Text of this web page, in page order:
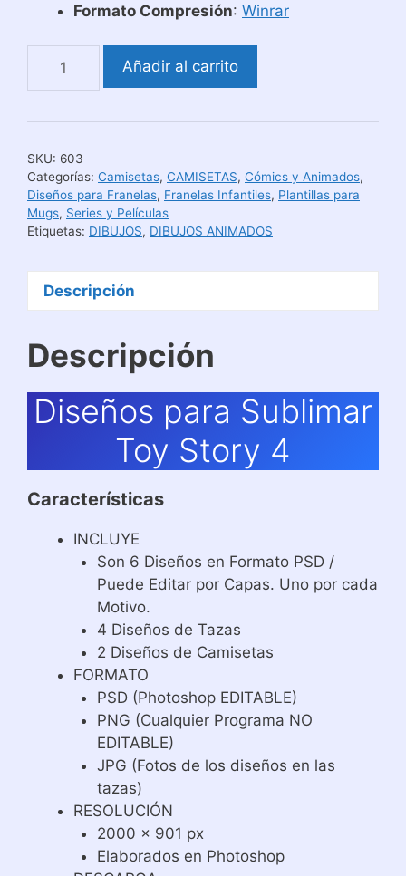
Formato Compresión: Winrar
Toy
4
cantidad
Añadir al carrito
SKU: 603
Categorías: Camisetas, CAMISETAS, Cómics y Animados,
Diseños para Franelas, Franelas Infantiles, Plantillas para
Mugs, Series y Películas
Etiquetas: DIBUJOS, DIBUJOS ANIMADOS
Descripción
Descripción
Diseños para Sublimar
Toy Story 4
Características
INCLUYE
Son 6 Diseños en Formato PSD /
Puede Editar por Capas. Uno por cada
Motivo.
4 Diseños de Tazas
2 Diseños de Camisetas
FORMATO
PSD (Photoshop EDITABLE)
PNG (Cualquier Programa NO
EDITABLE)
JPG (Fotos de los diseños en las
tazas)
RESOLUCIÓN
2000 x 901 px
Elaborados en Photoshop